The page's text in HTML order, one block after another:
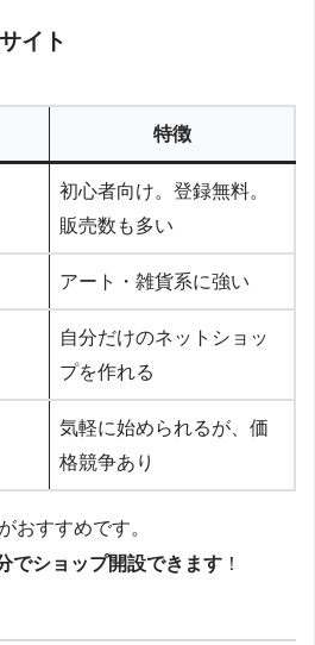
イト
特徴
初心者向け。登録無料。
販売数も多い
アート・雑貨系に強い
自分だけのネットショッ
プを作れる
気軽に始められるが、価
格競争あり
おすすめです。
でショップ開設できます ！